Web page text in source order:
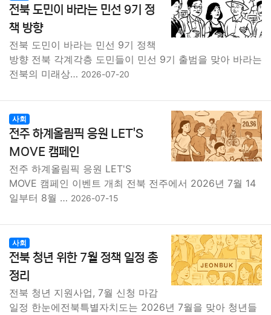
전북 도민이 바라는 민선 9기 정
책 방향
전북 도민이 바라는 민선 9기 정책
방향 전북 각계각층 도민들이 민선 9기 출범을 맞아 바라는
전북의 미래상… 2026-07-20
사회
전주 하계올림픽 응원 LET'S
MOVE 캠페인
전주 하계올림픽 응원 LET'S
MOVE 캠페인 이벤트 개최 전북 전주에서 2026년 7월 14
일부터 8월 … 2026-07-15
사회
전북 청년 위한 7월 정책 일정 총
정리
전북 청년 지원사업, 7월 신청 마감
일정 한눈에전북특별자치도는 2026년 7월을 맞아 청년들